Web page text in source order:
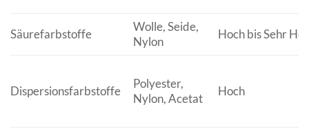
Säurefarbstoffe
Wolle, Seide,
Nylon
Hoch bis Sehr
Dispersionsfarbstoffe
Polyester,
Nylon, Acetat
Hoch